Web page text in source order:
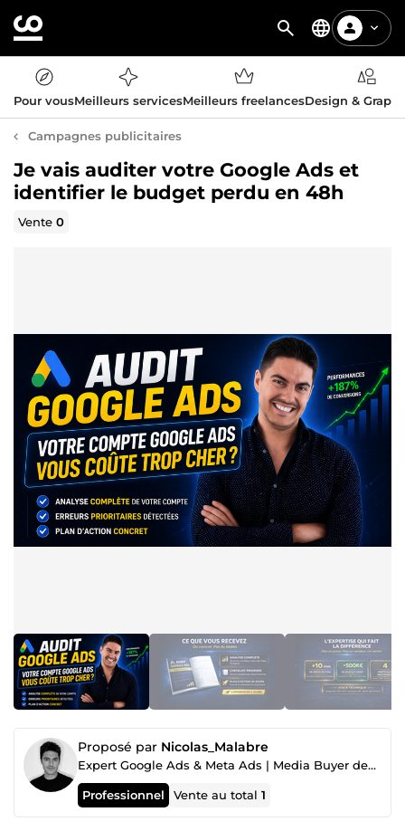
Pour vousMeilleurs servicesMeilleurs freelancesDesign &
Campagnes publicitaires
Je vais auditer votre Google Ads et
identifier le budget perdu en 48h
Vente0
Proposé par Nicolas_Malabre
Expert Google Ads & Meta Ads | Media Buyer depuis 10 ans | Tracking & Scaling E-commerce / B2B
Professionnel Vente au total1